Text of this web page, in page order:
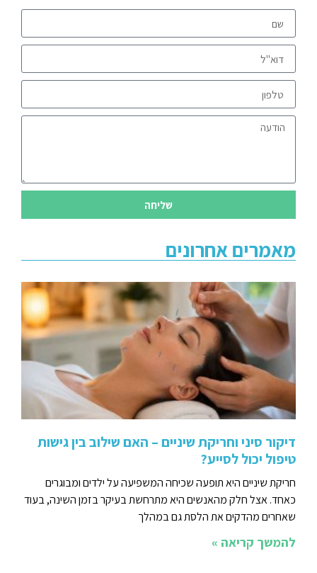
שליחה
מאמרים אחרונים
דיקור סיני וחריקת שיניים – האם שילוב בין גישות
טיפול יכול לסייע?
חריקת שיניים היא תופעה שכיחה המשפיעה על ילדים ומבוגרים
כאחד. אצל חלק מהאנשים היא מתרחשת בעיקר בזמן השינה, בעוד
שאחרים מהדקים את הלסת גם במהלך
להמשך קריאה »